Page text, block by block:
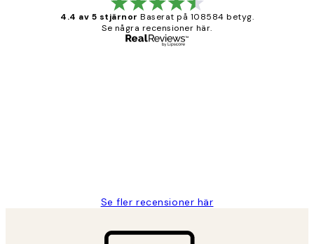
4.4 av 5 stjärnor Baserat på 108584 betyg.
Se några recensioner här.
Se fler recensioner här